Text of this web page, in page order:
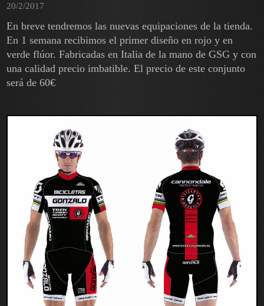
20/2/2017
En breve tendremos las nuevas equipaciones de la tienda.
En 1 semana recibimos el primer diseño en rojo y en
verde flúor. Fabricadas en Italia de la mano de GSG y con
una calidad precio imbatible. El precio de este conjunto
será de 60€